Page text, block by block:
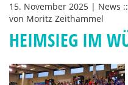
15. November 2025 | News ::
von Moritz Zeithammel
HEIMSIEG IM